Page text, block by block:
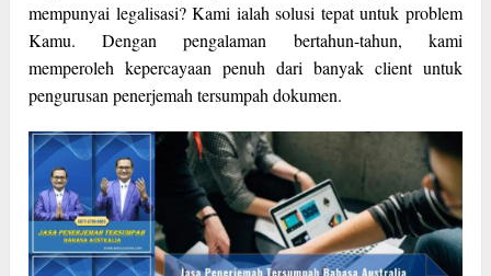
mempunyai legalisasi? Kami ialah solusi tepat untuk problem
Kamu. Dengan pengalaman bertahun-tahun, kami
memperoleh kepercayaan penuh dari banyak client untuk
pengurusan penerjemah tersumpah dokumen.